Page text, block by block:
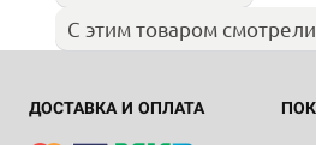
С этим товаром смотрели
ДОСТАВКА И ОПЛАТА